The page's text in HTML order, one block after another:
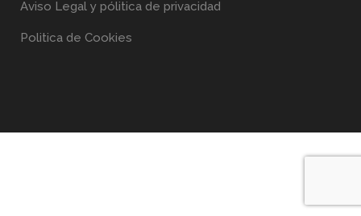
Aviso Legal y pólitica de privacidad
Politica de Cookies